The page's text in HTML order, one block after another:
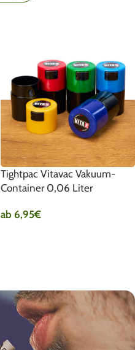
Tightpac Vitavac Vakuum-
Container 0,06 Liter
ab 6,95€